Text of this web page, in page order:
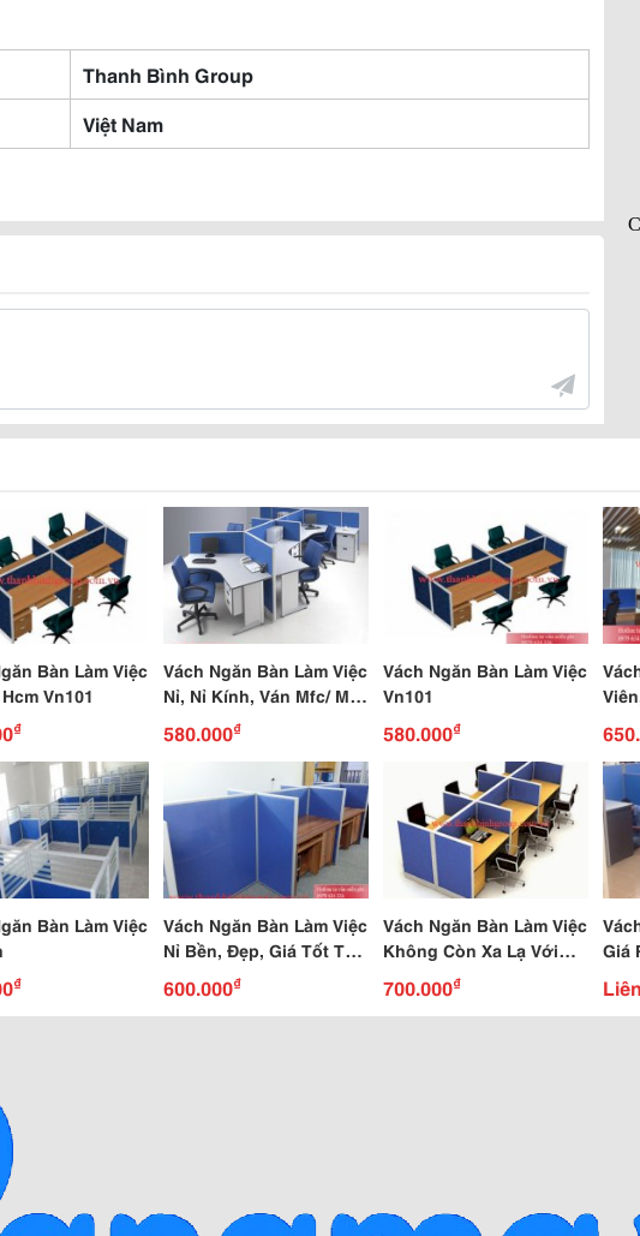
Thanh Bình Group
Việt Nam
Bàn Làm Việc
Vn101
₫
Vách Ngăn Bàn Làm Việc
Nỉ, Nỉ Kính, Ván Mfc/ Mdf
Thi Công Lắp Đặt Nhanh
Chóng
580.000₫
Vách Ngăn Bàn Làm Việc
Vn101
580.000₫
Bàn Làm Việc
₫
Vách Ngăn Bàn Làm Việc
Nỉ Bền, Đẹp, Giá Tốt Thi
Công Nhanh Chóng Hcm
600.000₫
Vách Ngăn Bàn Làm Việc
Không Còn Xa Lạ Với
Không Gian Văn Phòng
700.000₫
Giá
Bàn